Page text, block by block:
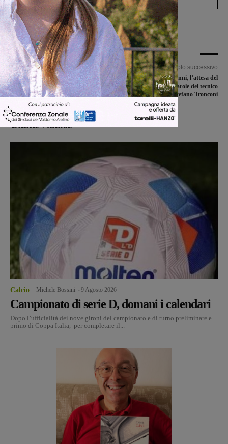
Articolo precedente
Sangiovannese-Figline, i numeri delle
sfide del passato
Articolo successivo
Figline a San Giovanni, l’attesa del
match nelle parole del tecnico
gialloblù Stefano Tronconi
Ultime Notizie
Calcio Michele Bossini 9 Agosto 2026
Campionato di serie D, domani i calendari
Dopo l’ufficialità dei nove gironi del campionato e di turno preliminare e
primo di Coppa Italia, per completare il...